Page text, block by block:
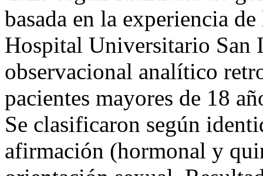
basada en la experiencia
Hospital Universitario San
observacional analítico
pacientes mayores de 18
Se clasificaron según
afirmación (hormonal y